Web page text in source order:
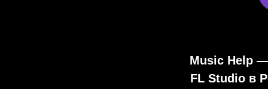
Music Help
FL Studioв